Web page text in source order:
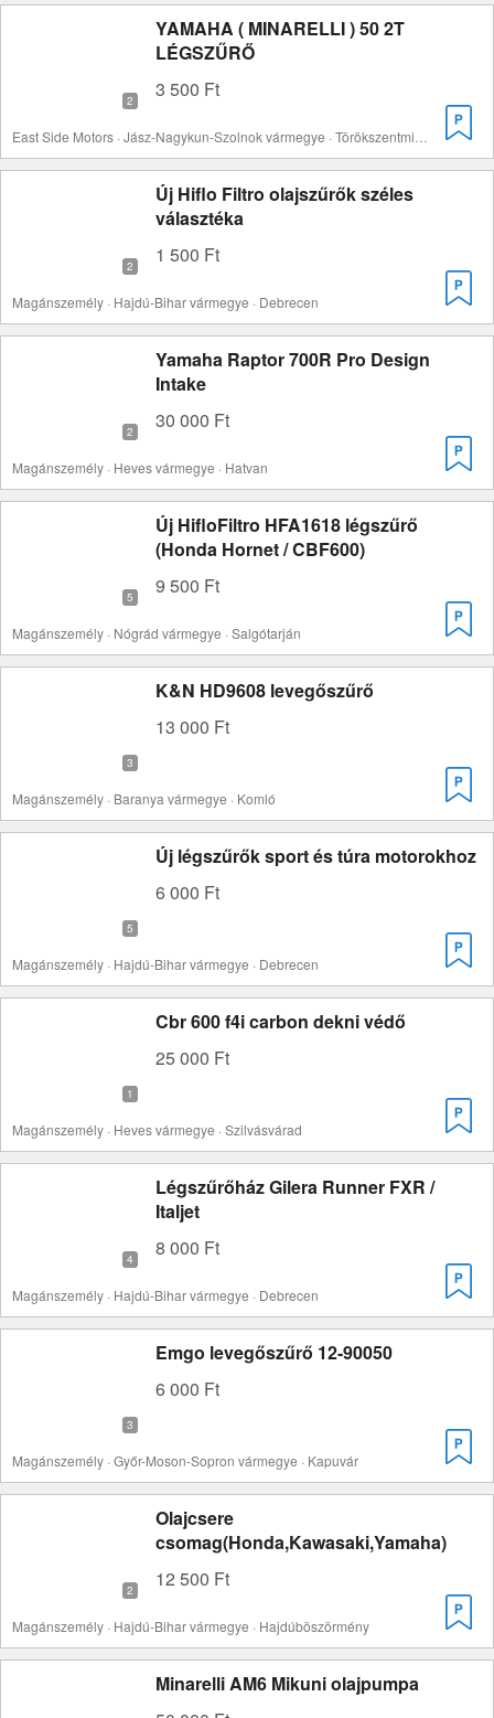
YAMAHA ( MINARELLI ) 50 2T
LÉGSZŰRŐ
3 500 Ft
Új Hiflo Filtro olajszűrők széles
választéka
1 500 Ft
Magánszemély · Hajdú-Bihar vármegye · Debrecen
Yamaha Raptor 700R Pro Design
Intake
30 000 Ft
Magánszemély · Heves vármegye · Hatvan
Új HifloFiltro HFA1618 légszűrő
(Honda Hornet / CBF600)
9 500 Ft
Magánszemély · Nógrád vármegye · Salgótarján
K&N HD9608 levegőszűrő
13 000 Ft
Magánszemély · Baranya vármegye · Komló
Új légszűrők sport és túra motorokhoz
6 000 Ft
Magánszemély · Hajdú-Bihar vármegye · Debrecen
Cbr 600 f4i carbon dekni védő
25 000 Ft
Magánszemély · Heves vármegye · Szilvásvárad
Légszűrőház Gilera Runner FXR /
Italjet
8 000 Ft
Magánszemély · Hajdú-Bihar vármegye · Debrecen
Emgo levegőszűrő 12-90050
6 000 Ft
Magánszemély · Győr-Moson-Sopron vármegye · Kapuvár
Olajcsere
csomag(Honda,Kawasaki,Yamaha)
12 500 Ft
Magánszemély · Hajdú-Bihar vármegye · Hajdúböszörmény
Minarelli AM6 Mikuni olajpumpa